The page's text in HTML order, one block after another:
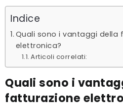
Indice
Quali sono i vantaggi della
elettronica?
Articoli correlati:
Quali sono i
fatturazione